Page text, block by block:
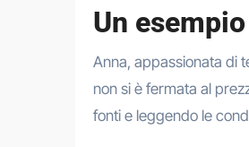
Un
Anna, appassionata di
non si è fermata al
fonti e leggendo le